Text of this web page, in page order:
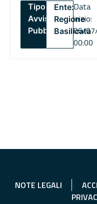
Tipo:
Avviso
Pubblico
Ente:
Regione
Basilicata
Data
inizio:
06/
00:00
NOTE LEGALI